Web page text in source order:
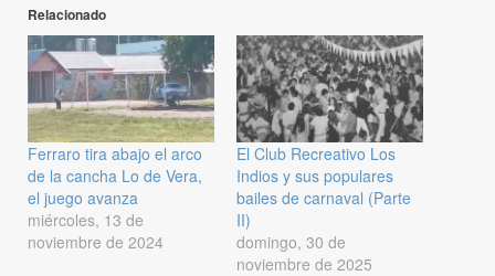
Relacionado
Ferraro tira abajo el arco
de la cancha Lo de Vera,
el juego avanza
miércoles, 13 de
noviembre de 2024
El Club Recreativo Los
Indios y sus populares
bailes de carnaval (Parte
II)
domingo, 30 de
noviembre de 2025